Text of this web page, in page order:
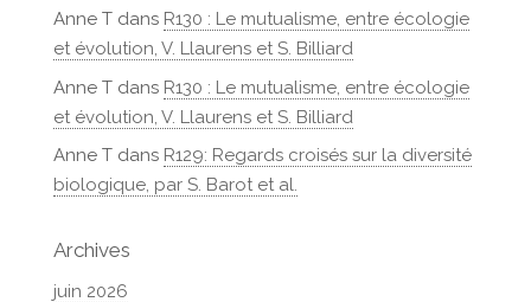
Anne Tdans R130 : Le mutualisme, entre écologie
et évolution, V. Llaurens et S. Billiard
Anne Tdans R130 : Le mutualisme, entre écologie
et évolution, V. Llaurens et S. Billiard
Anne Tdans R129: Regards croisés sur la diversité
biologique, par S. Barot et al.
Archives
juin 2026